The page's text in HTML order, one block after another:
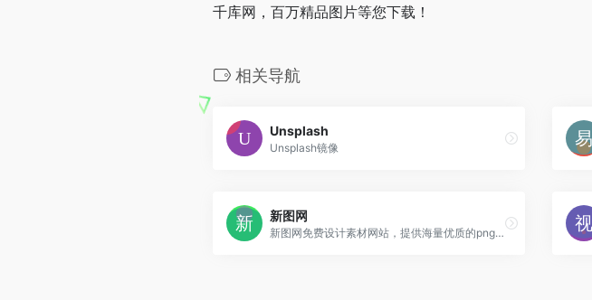
千库网，百万精品图片等您下载！
相关导航
Unsplash
Unsplash镜像
新图网
新图网免费设计素材网站，提供海量优质的png素材、背景素材、PSD素材、矢量图、艺术字、边框、banner背景、PPT模板、设计素材、平面模板、电商主图直通车以及网页图标等设计图片的免费下载。